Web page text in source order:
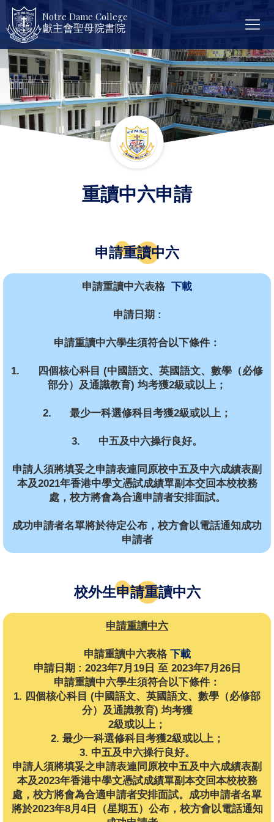
Notre Dame College
獻主會聖母院書院
重讀中六申請
申請重讀中六
申請重讀中六表格 下載
申請日期 :
申請重讀中六學生須符合以下條件：
1. 四個核心科目 (中國語文、英國語文、數學（必修
部分）及通識教育) 均考獲2級或以上；
2. 最少一科選修科目考獲2級或以上；
3. 中五及中六操行良好。
申請人須將填妥之申請表連同原校中五及中六成績表副
本及2021年香港中學文憑試成績單副本交回本校校務
處，校方將會為合適申請者安排面試。
成功申請者名單將於待定公布，校方會以電話通知成功
申請者
校外生申請重讀中六
申請重讀中六
申請重讀中六表格 下載
申請日期 : 2023年7月19日 至 2023年7月26日
申請重讀中六學生須符合以下條件：
1. 四個核心科目 (中國語文、英國語文、數學（必修部
分）及通識教育) 均考獲
2級或以上；
2. 最少一科選修科目考獲2級或以上；
3. 中五及中六操行良好。
申請人須將填妥之申請表連同原校中五及中六成績表副
本及2023年香港中學文憑試成績單副本交回本校校務
處，校方將會為合適申請者安排面試。成功申請者名單
將於2023年8月4日（星期五）公布，校方會以電話通知